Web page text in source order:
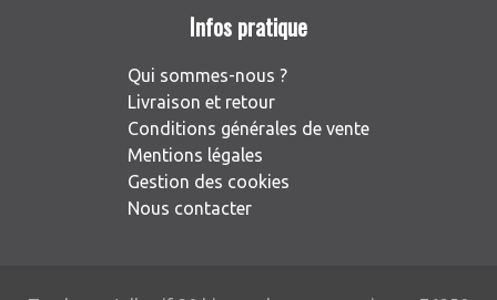
Infos pratique
Qui sommes-nous ?
Livraison et retour
Conditions générales de vente
Mentions légales
Gestion des cookies
Nous contacter